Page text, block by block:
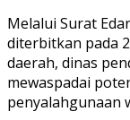
Melalui Surat
diterbitkan pada
daerah, dinas
mewaspadai
penyalahgunaan